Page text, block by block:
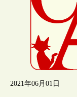
2021年06月01日